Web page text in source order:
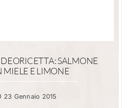
SALMONE
MIELE E LIMONE
23 Gennaio 2015